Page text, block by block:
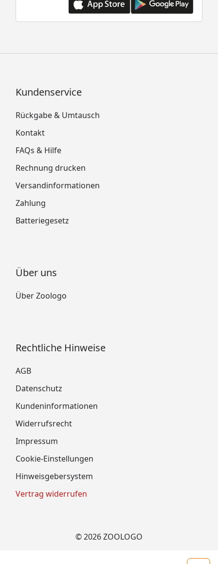
Kundenservice
Rückgabe & Umtausch
Kontakt
FAQs & Hilfe
Rechnung drucken
Versandinformationen
Zahlung
Batteriegesetz
Über uns
Über Zoologo
Rechtliche Hinweise
AGB
Datenschutz
Kundeninformationen
Widerrufsrecht
Impressum
Cookie-Einstellungen
Hinweisgebersystem
Vertrag widerrufen
© 2026 ZOOLOGO